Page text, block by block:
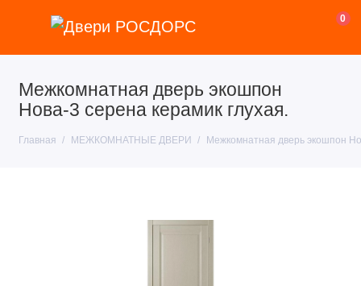
0
Межкомнатная дверь экошпон
Нова-3 серена керамик глухая.
Главная МЕЖКОМНАТНЫЕ ДВЕРИ Межкомнатная дверь экошпон